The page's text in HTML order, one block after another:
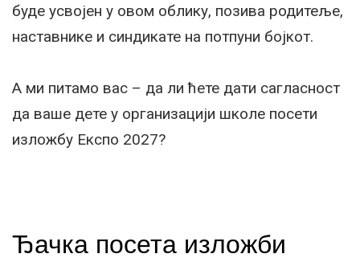
буде усвојен у овом облику, позива родитеље,
наставнике и синдикате на потпуни бојкот.
А ми питамо вас – да ли ћете дати сагласност
да ваше дете у организацији школе посети
изложбу Експо 2027?